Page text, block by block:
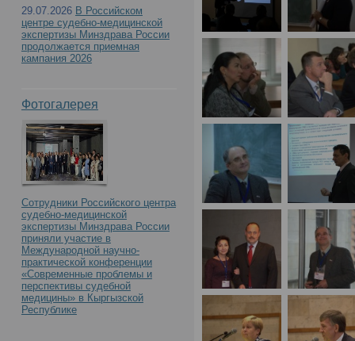
29.07.2026 В Российском
центре судебно-медицинской
экспертизы Минздрава России
продолжается приемная
кампания 2026
Фотогалерея
Сотрудники Российского центра
судебно-медицинской
экспертизы Минздрава России
приняли участие в
Международной научно-
практической конференции
«Современные проблемы и
перспективы судебной
медицины» в Кыргызской
Республике